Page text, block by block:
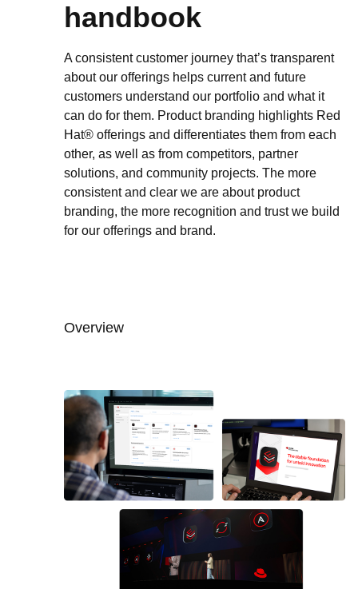
handbook
A consistent customer journey that’s transparent
about our offerings helps current and future
customers understand our portfolio and what it
can do for them. Product branding highlights Red
Hat® offerings and differentiates them from each
other, as well as from competitors, partner
solutions, and community projects. The more
consistent and clear we are about product
branding, the more recognition and trust we build
for our offerings and brand.
Overview